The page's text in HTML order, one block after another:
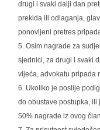
drugi i svaki dalji dan
prekida ili odlaganja,
ponovljeni pretres
Osim nagrade za
sjednici, za drugi i svaki
vijeća, advokatu pripada
Ukoliko je poslije
do obustave postupka,
50% nagrade iz ovog